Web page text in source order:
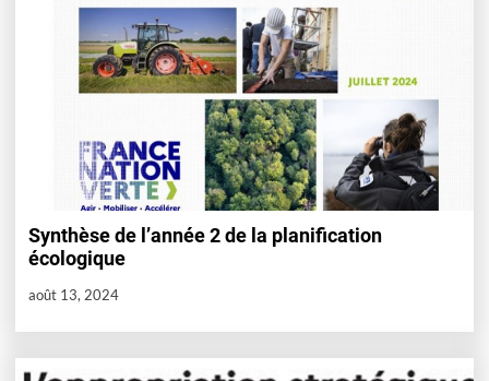
Synthèse de l’année 2 de la planification
écologique
août 13, 2024